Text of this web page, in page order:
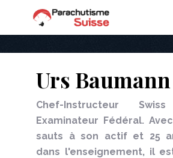
Urs Baumann
Chef-Instructeur
Examinateur Fédéral.
sauts à son actif et 25
dans l'enseignement, il